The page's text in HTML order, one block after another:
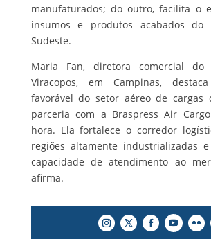
manufaturados; do outro, facilita o
insumos e produtos acabados
Sudeste.
Maria Fan, diretora comercial do
Viracopos, em Campinas,
favorável do setor aéreo de cargas
parceria com a Braspress Air
hora. Ela fortalece o corredor
regiões altamente industrializadas
capacidade de atendimento ao
afirma.